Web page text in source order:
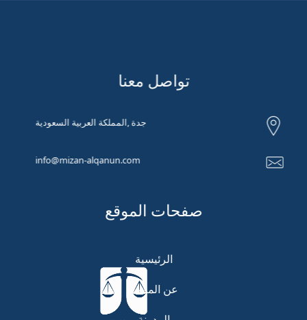
تواصل معنا
جدة ,المملكة العربية السعودية
info@mizan-alqanun.com
صفحات الموقع
الرئيسية
عن المنصة